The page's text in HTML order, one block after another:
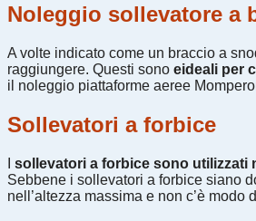
Noleggio sollevatore a
A volte indicato come un braccio a
raggiungere. Questi sono eideali per
il noleggio piattaforme aeree
Sollevatori a forbice
sollevatori a forbice sono utilizzati
Sebbene i sollevatori a forbice siano
nell’altezza massima e non c’è